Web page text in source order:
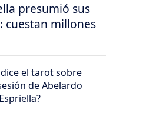
presumió sus
cuestan millones
el tarot sobre
de Abelardo